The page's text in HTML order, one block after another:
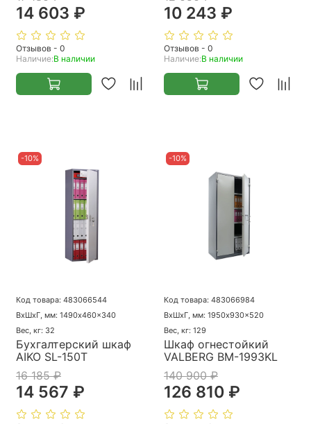
14 603 ₽
Отзывов - 0
Наличие:В наличии
10 243 ₽
Отзывов - 0
Наличие:В наличии
-10%
Код товара: 483066544
ВхШхГ, мм: 1490x460x340
Вес, кг: 32
Бухгалтерский шкаф
AIKO SL-150Т
16 185 ₽
14 567 ₽
-10%
Код товара: 483066984
ВхШхГ, мм: 1950x930x520
Вес, кг: 129
Шкаф огнестойкий
VALBERG BM-1993KL
140 900 ₽
126 810 ₽